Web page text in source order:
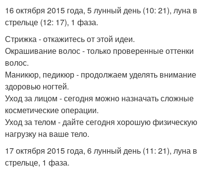
16 октября 2015 года, 5 лунный день (10: 21), луна в
стрельце (12: 17), 1 фаза.
Стрижка - откажитесь от этой идеи.
Окрашивание волос - только проверенные оттенки
волос.
Маникюр, педикюр - продолжаем уделять внимание
здоровью ногтей.
Уход за лицом - сегодня можно назначать сложные
косметические операции.
Уход за телом - дайте сегодня хорошую физическую
нагрузку на ваше тело.
17 октября 2015 года, 6 лунный день (11: 21), луна в
стрельце, 1 фаза.